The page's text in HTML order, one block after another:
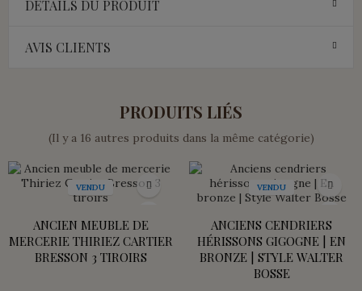
DÉTAILS DU PRODUIT
AVIS CLIENTS
PRODUITS LIÉS
(Il y a 16 autres produits dans la même catégorie)
VENDU
ANCIEN MEUBLE DE
MERCERIE THIRIEZ CARTIER
BRESSON 3 TIROIRS
VENDU
ANCIENS CENDRIERS
HÉRISSONS GIGOGNE | EN
BRONZE | STYLE WALTER
BOSSE